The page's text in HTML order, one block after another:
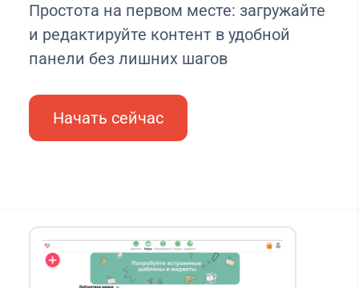
Простота на первом месте: загружайте
и редактируйте контент в удобной
панели без лишних шагов
Начать сейчас